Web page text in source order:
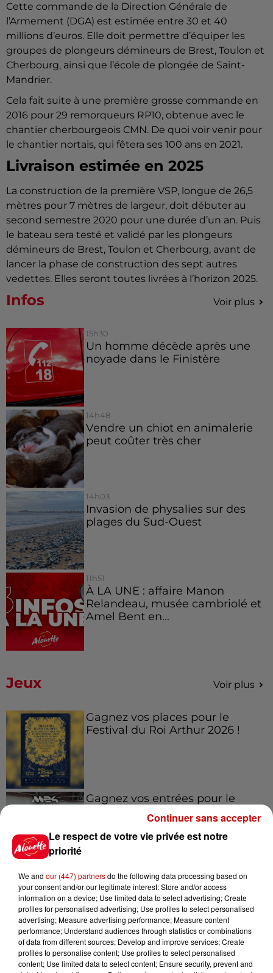
Cette commande de la Direction Générale de
l’Armement (DGA) est estimée entre 30 et 40
millions d’euros. Elle doit permettre d’équiper les
groupes de plongeurs démineurs de Brest, Toulon et
Cherbourg, ainsi que l’école de plongée de Saint-
Mandrier.
Cela fait suite à une première grosse commande en
2016 pour 29 remorqueurs RP10, obtenue avec le
chantier cherbourgeois CMN. De quoi voir venir pour
le chantier nortais, qui fêtera ses 100 ans en 2021.
Livraison estimée en 2025
La construction de la première VSP, longue de 26,5
mètres pour 7 mètres de largeur, doit débuter au
second semestre 2020 pour une durée d’un an. Puis
le bateau sera testé et validé par les plongeurs
démineurs de Brest, Toulon et Cherbourg, avant de
lancer la phase de construction des sept autres
vedettes. Elles seront toutes livrées à l’horizon 2025.
Infos Voir plus
15h30
Un homme décède après une
noyade dans le Finistère
14h48
Vendre un chiot en animalerie
peut coûter très cher
14h03
Invasion de physalies sur des
plages du Sud-Ouest
11h51
À LA UNE : affaire Manon
Relandeau, musée cambriolé et
Amel Bent en...
Jeux Voir plus
Gagnez vos places pour le
Festival du Roi Arthur 2026 !
Gagnez vos entrées pour le
Musée du Sport Automobile au
Alouette vous invite à
Futuroscope Xperiences !
Le Duel - Gagnez votre balade
Le respect de votre vie privée est notre
priorité
We and our (447) partnersdo the following data processing based on
your consent and/or our legitimate interest: Store and/or access
information on a device; Use limited data to select advertising; Create
profiles for personalised advertising; Use profiles to select personalised
advertising; Measure advertising performance; Measure content
performance; Understand audiences through statistics or combinations
of data from different sources; Develop and improve services; Create
profiles to personalise content; Use profiles to select personalised
content; Use limited data to select content; Ensure security, prevent and
Continuer sans accepter